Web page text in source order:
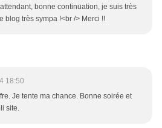
bonne continuation, je suis très
blog très sympa !<br /> Merci !!
18:50
Je tente ma chance. Bonne soirée et
site.